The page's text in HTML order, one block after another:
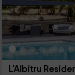
L'Albitru